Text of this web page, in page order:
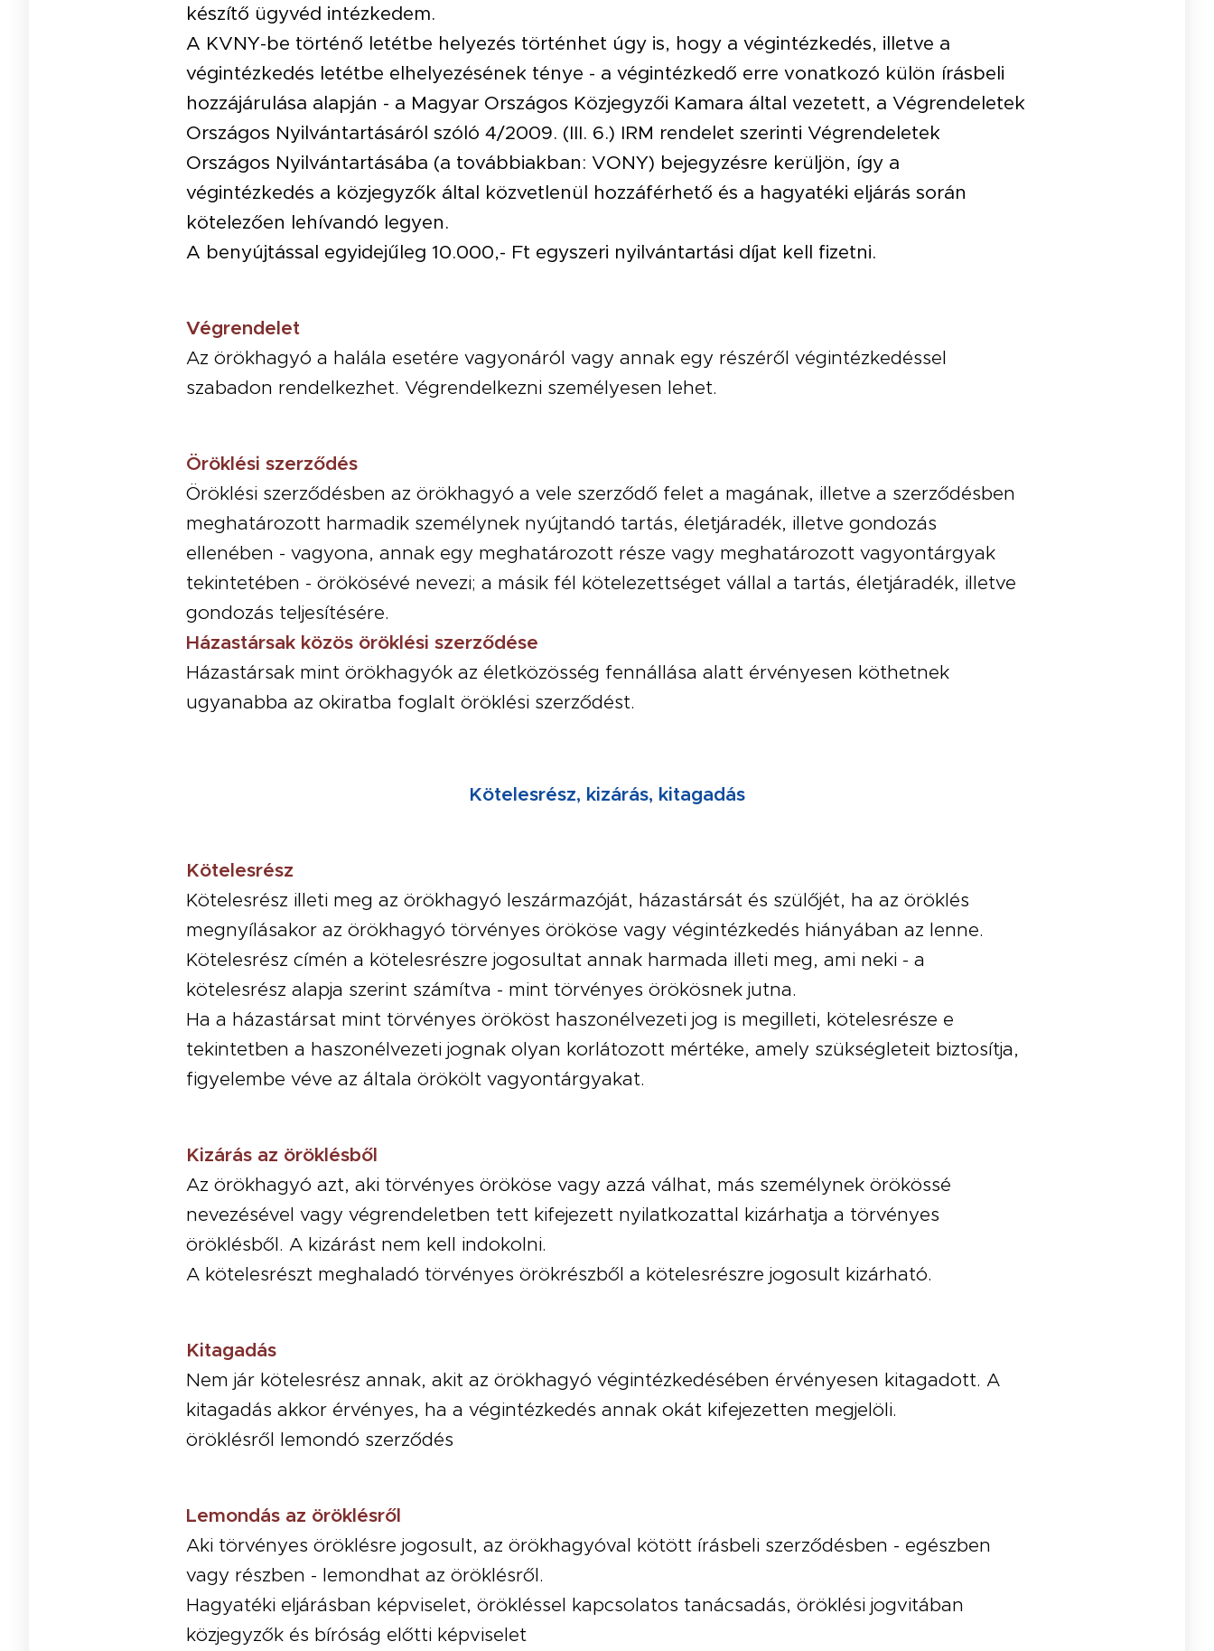
készítő ügyvéd intézkedem.
A KVNY-be történő letétbe helyezés történhet úgy is, hogy a végintézkedés, illetve a
végintézkedés letétbe elhelyezésének ténye - a végintézkedő erre vonatkozó külön írásbeli
hozzájárulása alapján - a Magyar Országos Közjegyzői Kamara által vezetett, a Végrendeletek
Országos Nyilvántartásáról szóló 4/2009. (III. 6.) IRM rendelet szerinti Végrendeletek
Országos Nyilvántartásába (a továbbiakban: VONY) bejegyzésre kerüljön, így a
végintézkedés a közjegyzők által közvetlenül hozzáférhető és a hagyatéki eljárás során
kötelezően lehívandó legyen.
A benyújtással egyidejűleg 10.000,- Ft egyszeri nyilvántartási díjat kell fizetni.
Végrendelet
Az örökhagyó a halála esetére vagyonáról vagy annak egy részéről végintézkedéssel
szabadon rendelkezhet. Végrendelkezni személyesen lehet.
Öröklési szerződés
Öröklési szerződésben az örökhagyó a vele szerződő felet a magának, illetve a szerződésben
meghatározott harmadik személynek nyújtandó tartás, életjáradék, illetve gondozás
ellenében - vagyona, annak egy meghatározott része vagy meghatározott vagyontárgyak
tekintetében - örökösévé nevezi; a másik fél kötelezettséget vállal a tartás, életjáradék, illetve
gondozás teljesítésére.
Házastársak közös öröklési szerződése
Házastársak mint örökhagyók az életközösség fennállása alatt érvényesen köthetnek
ugyanabba az okiratba foglalt öröklési szerződést.
Kötelesrész, kizárás, kitagadás
Kötelesrész
Kötelesrész illeti meg az örökhagyó leszármazóját, házastársát és szülőjét, ha az öröklés
megnyílásakor az örökhagyó törvényes örököse vagy végintézkedés hiányában az lenne.
Kötelesrész címén a kötelesrészre jogosultat annak harmada illeti meg, ami neki - a
kötelesrész alapja szerint számítva - mint törvényes örökösnek jutna.
Ha a házastársat mint törvényes örököst haszonélvezeti jog is megilleti, kötelesrésze e
tekintetben a haszonélvezeti jognak olyan korlátozott mértéke, amely szükségleteit biztosítja,
figyelembe véve az általa örökölt vagyontárgyakat.
Kizárás az öröklésből
Az örökhagyó azt, aki törvényes örököse vagy azzá válhat, más személynek örökössé
nevezésével vagy végrendeletben tett kifejezett nyilatkozattal kizárhatja a törvényes
öröklésből. A kizárást nem kell indokolni.
A kötelesrészt meghaladó törvényes örökrészből a kötelesrészre jogosult kizárható.
Kitagadás
Nem jár kötelesrész annak, akit az örökhagyó végintézkedésében érvényesen kitagadott. A
kitagadás akkor érvényes, ha a végintézkedés annak okát kifejezetten megjelöli.
öröklésről lemondó szerződés
Lemondás az öröklésről
Aki törvényes öröklésre jogosult, az örökhagyóval kötött írásbeli szerződésben - egészben
vagy részben - lemondhat az öröklésről.
Hagyatéki eljárásban képviselet, örökléssel kapcsolatos tanácsadás, öröklési jogvitában
közjegyzők és bíróság előtti képviselet